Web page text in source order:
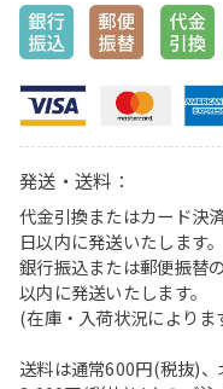
発送・送料：
代金引換またはカード決
日以内に発送いたします。
銀行振込または郵便振替
以内に発送いたします。
(在庫・入荷状況によりま
送料は通常600円(税抜)